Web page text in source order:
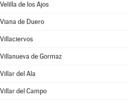
Velilla de los Ajos
Viana de Duero
Villaciervos
Villanueva de Gormaz
Villar del Ala
Villar del Campo